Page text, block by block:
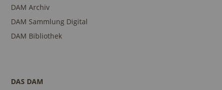
DAM Archiv
DAM Sammlung Digital
DAM Bibliothek
DAS DAM